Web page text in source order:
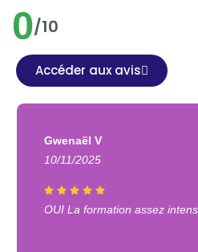
/10
0
Accéder aux avis
Gwenaël V
10/11/2025
OUI La formation assez